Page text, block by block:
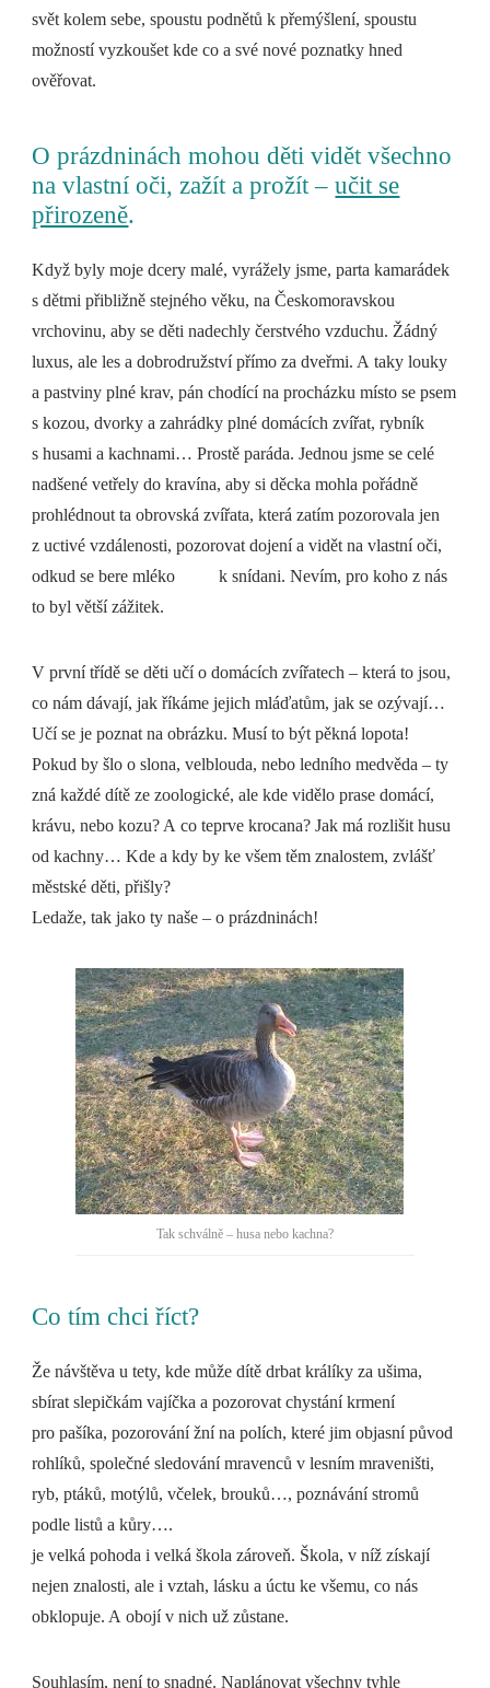
svět kolem sebe, spoustu podnětů k přemýšlení, spoustu
možností vyzkoušet kde co a své nové poznatky hned
ověřovat.
O prázdninách mohou děti vidět všechno
na vlastní oči, zažít a prožít –učit se
přirozeně.
Když byly moje dcery malé, vyrážely jsme, parta kamarádek
s dětmi přibližně stejného věku, na Českomoravskou
vrchovinu, aby se děti nadechly čerstvého vzduchu. Žádný
luxus, ale les a dobrodružství přímo za dveřmi. A taky louky
a pastviny plné krav, pán chodící na procházku místo se psem
s kozou, dvorky a zahrádky plné domácích zvířat, rybník
s husami a kachnami… Prostě paráda. Jednou jsme se celé
nadšené vetřely do kravína, aby si děcka mohla pořádně
prohlédnout ta obrovská zvířata, která zatím pozorovala jen
z uctivé vzdálenosti, pozorovat dojení a vidět na vlastní oči,
odkud se bere mléko k snídani. Nevím, pro koho z nás
to byl větší zážitek.
V první třídě se děti učí o domácích zvířatech – která to jsou,
co nám dávají, jak říkáme jejich mláďatům, jak se ozývají…
Učí se je poznat na obrázku. Musí to být pěkná lopota!
Pokud by šlo o slona, velblouda, nebo ledního medvěda – ty
zná každé dítě ze zoologické, ale kde vidělo prase domácí,
krávu, nebo kozu? A co teprve krocana? Jak má rozlišit husu
od kachny… Kde a kdy by ke všem těm znalostem, zvlášť
městské děti, přišly?
Ledaže, tak jako ty naše – o prázdninách!
Tak schválně – husa nebo kachna?
Co tím chci říct?
Že návštěva u tety, kde může dítě drbat králíky za ušima,
sbírat slepičkám vajíčka a pozorovat chystání krmení
pro pašíka, pozorování žní na polích, které jim objasní původ
rohlíků, společné sledování mravenců v lesním mraveništi,
ryb, ptáků, motýlů, včelek, brouků…, poznávání stromů
podle listů a kůry….
je velká pohoda i velká škola zároveň. Škola, v níž získají
nejen znalosti, ale i vztah, lásku a úctu ke všemu, co nás
obklopuje. A obojí v nich už zůstane.
Souhlasím, není to snadné. Naplánovat všechny tyhle